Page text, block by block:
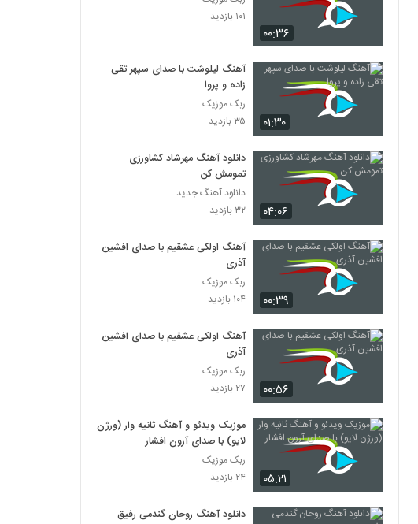
۰۰:۳۶
۱۰۱ بازدید
۰۱:۳۰
آهنگ لیلوشت با صدای سپهر تقی
زاده و پروا
ربک موزیک
۳۵ بازدید
۰۴:۰۶
دانلود آهنگ مهرشاد کشاورزی
تمومش کن
دانلود آهنگ جدید
۳۲ بازدید
۰۰:۳۹
آهنگ اولکی عشقیم با صدای افشین
آذری
ربک موزیک
۱۰۴ بازدید
۰۰:۵۶
آهنگ اولکی عشقیم با صدای افشین
آذری
ربک موزیک
۲۷ بازدید
۰۵:۲۱
موزیک ویدئو و آهنگ ثانیه وار (ورژن
لایو) با صدای آرون افشار
ربک موزیک
۲۴ بازدید
دانلود آهنگ روحان گندمی رفیق